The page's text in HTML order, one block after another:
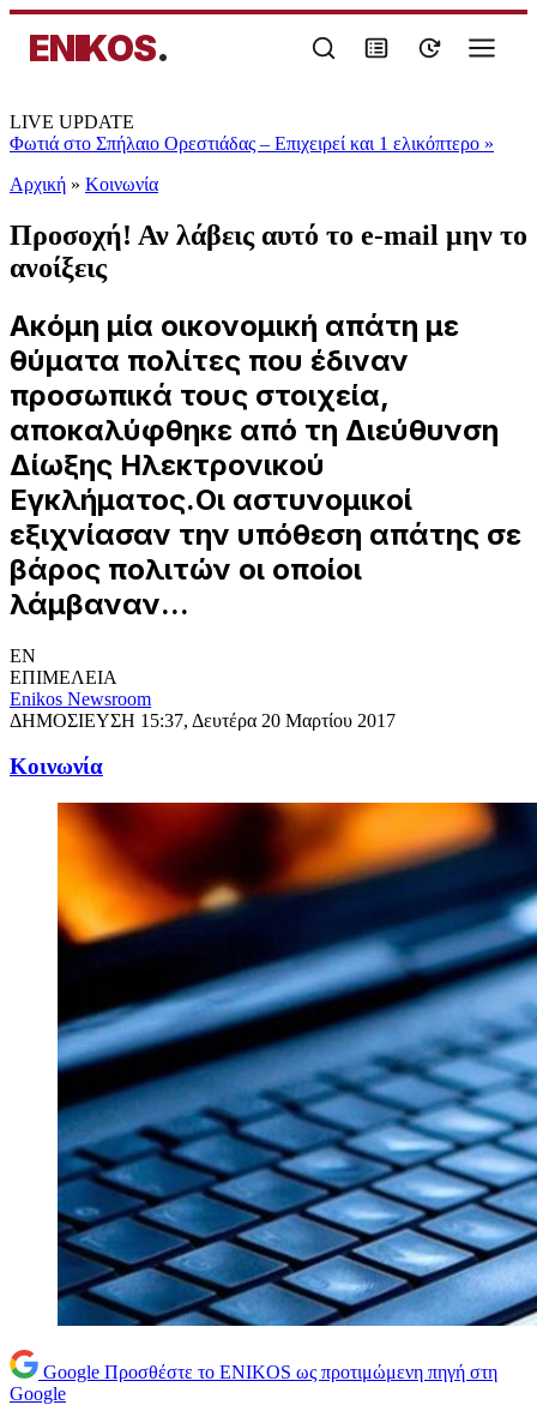
ENIKOS.
LIVE UPDATE
Φωτιά στο Σπήλαιο Ορεστιάδας – Επιχειρεί και 1 ελικόπτερο »
Αρχική » Κοινωνία
Προσοχή! Αν λάβεις αυτό το e-mail μην το
ανοίξεις
Ακόμη μία οικονομική απάτη με
θύματα πολίτες που έδιναν
προσωπικά τους στοιχεία,
αποκαλύφθηκε από τη Διεύθυνση
Δίωξης Ηλεκτρονικού
Εγκλήματος.Οι αστυνομικοί
εξιχνίασαν την υπόθεση απάτης σε
βάρος πολιτών οι οποίοι
λάμβαναν...
EN
ΕΠΙΜΕΛΕΙΑ
Enikos Newsroom
ΔΗΜΟΣΙΕΥΣΗ 15:37, Δευτέρα 20 Μαρτίου 2017
Κοινωνία
Google Προσθέστε το ENIKOS ως προτιμώμενη πηγή στη
Google